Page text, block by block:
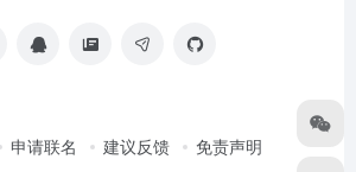
申请联名 建议反馈 免责声明